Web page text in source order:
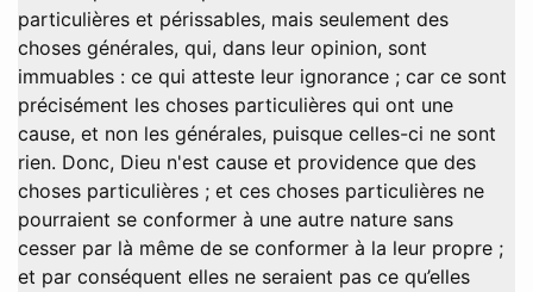
particulières et périssables, mais seulement des
choses générales, qui, dans leur opinion, sont
immuables : ce qui atteste leur ignorance ; car ce sont
précisément les choses particulières qui ont une
cause, et non les générales, puisque celles-ci ne sont
rien. Donc, Dieu n'est cause et providence que des
choses particulières ; et ces choses particulières ne
pourraient se conformer à une autre nature sans
cesser par là même de se conformer à la leur propre ;
et par conséquent elles ne seraient pas ce qu’elles